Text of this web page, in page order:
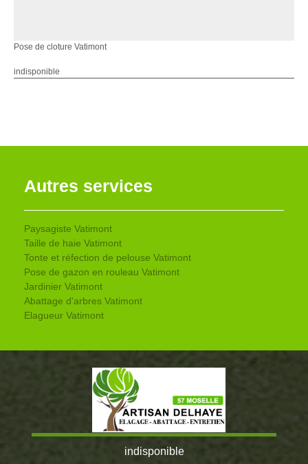
Pose de cloture Vatimont
indisponible
Autres services
Paysagiste Vatimont
Taille de haie Vatimont
Tonte et réfection de pelouse Vatimont
Pose de gazon en rouleau Vatimont
Jardinier Vatimont
Abattage d'arbres Vatimont
Elagueur Vatimont
indisponible